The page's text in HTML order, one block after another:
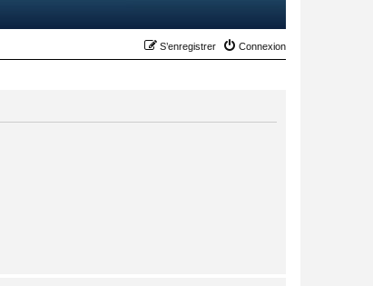
Connexion
S’enregistrer